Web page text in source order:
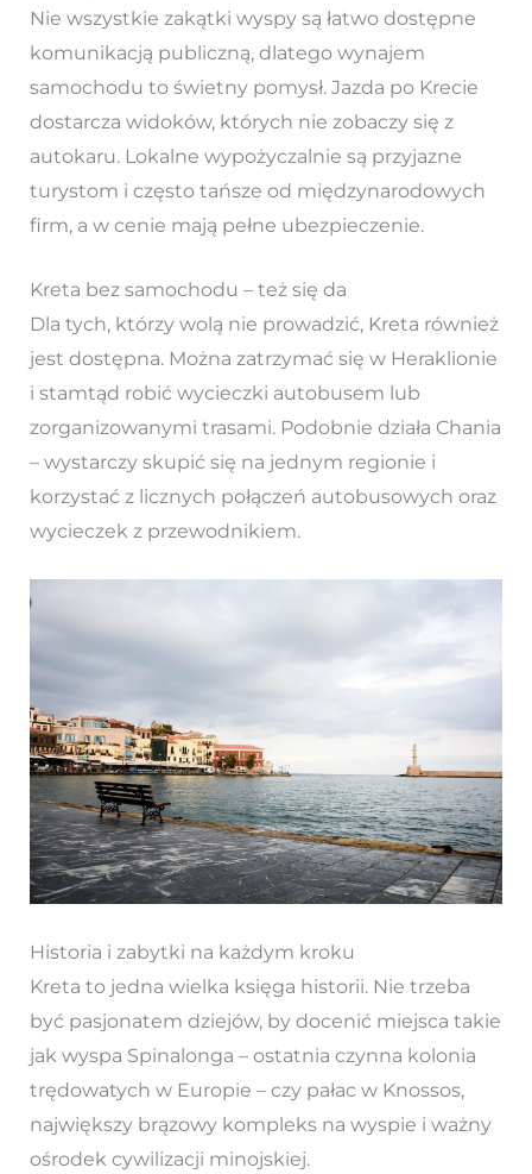
Nie wszystkie zakątki wyspy są łatwo dostępne
komunikacją publiczną, dlatego wynajem
samochodu to świetny pomysł. Jazda po Krecie
dostarcza widoków, których nie zobaczy się z
autokaru. Lokalne wypożyczalnie są przyjazne
turystom i często tańsze od międzynarodowych
firm, a w cenie mają pełne ubezpieczenie.
Kreta bez samochodu – też się da
Dla tych, którzy wolą nie prowadzić, Kreta również
jest dostępna. Można zatrzymać się w Heraklionie
i stamtąd robić wycieczki autobusem lub
zorganizowanymi trasami. Podobnie działa Chania
– wystarczy skupić się na jednym regionie i
korzystać z licznych połączeń autobusowych oraz
wycieczek z przewodnikiem.
Historia i zabytki na każdym kroku
Kreta to jedna wielka księga historii. Nie trzeba
być pasjonatem dziejów, by docenić miejsca takie
jak wyspa Spinalonga – ostatnia czynna kolonia
trędowatych w Europie – czy pałac w Knossos,
największy brązowy kompleks na wyspie i ważny
ośrodek cywilizacji minojskiej.